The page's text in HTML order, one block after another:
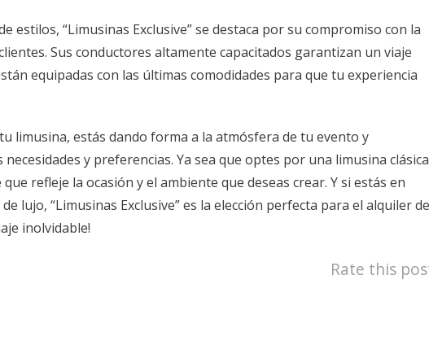
estilos, “Limusinas Exclusive” se destaca por su compromiso con la
Sus conductores altamente capacitados garantizan un viaje
equipadas con las últimas comodidades para que tu experiencia
limusina, estás dando forma a la atmósfera de tu evento y
y preferencias. Ya sea que optes por una limusina
refleje la ocasión y el ambiente que deseas crear. Y si estás en
lujo, “Limusinas Exclusive” es la elección perfecta para el alquiler de
inolvidable!
Rate this